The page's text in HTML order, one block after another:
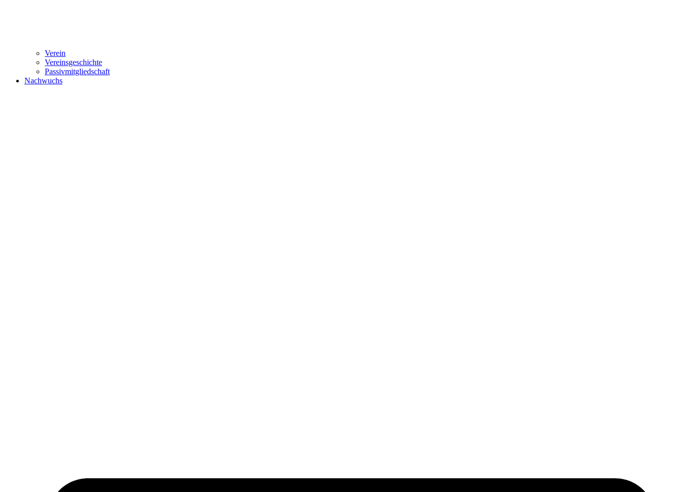
Verein
Vereinsgeschichte
Passivmitgliedschaft
Nachwuchs